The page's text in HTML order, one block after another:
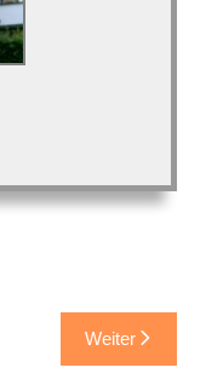
Weiter